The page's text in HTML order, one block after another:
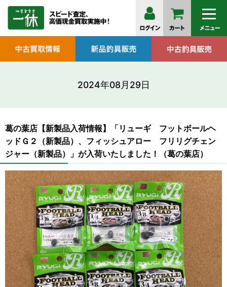
2024年08月29日
葛の葉店【新製品入荷情報】「リューギ フットボールヘ
ッドＧ２（新製品）、フィッシュアロー フリリグチェン
ジャー（新製品）」が入荷いたしました！（葛の葉店）